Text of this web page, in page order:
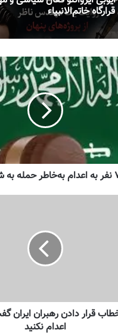
خاتم‌الانبیاء
قرار دادن رهبران ایران
اعدام نکنید